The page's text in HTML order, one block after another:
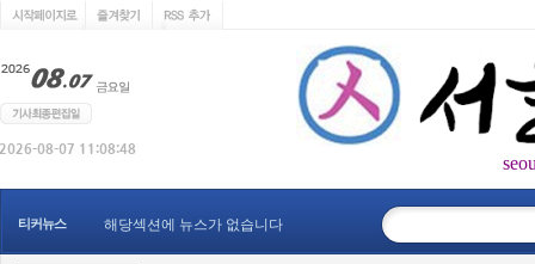
티커뉴스 해당섹션에 뉴스가 없습니다